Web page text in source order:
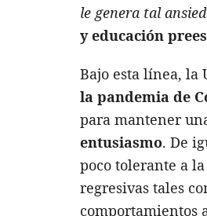
le genera tal
y educación
Bajo esta línea, la
la pandemia de
para mantener
entusiasmo. De
poco tolerante a
regresivas tales
comportamientos